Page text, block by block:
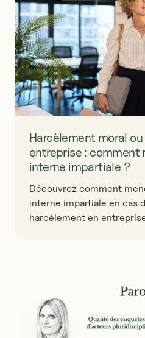
Harcèlement moral
entreprise : comment
interne impartiale ?
Découvrez comment
interne impartiale en cas
harcèlement en